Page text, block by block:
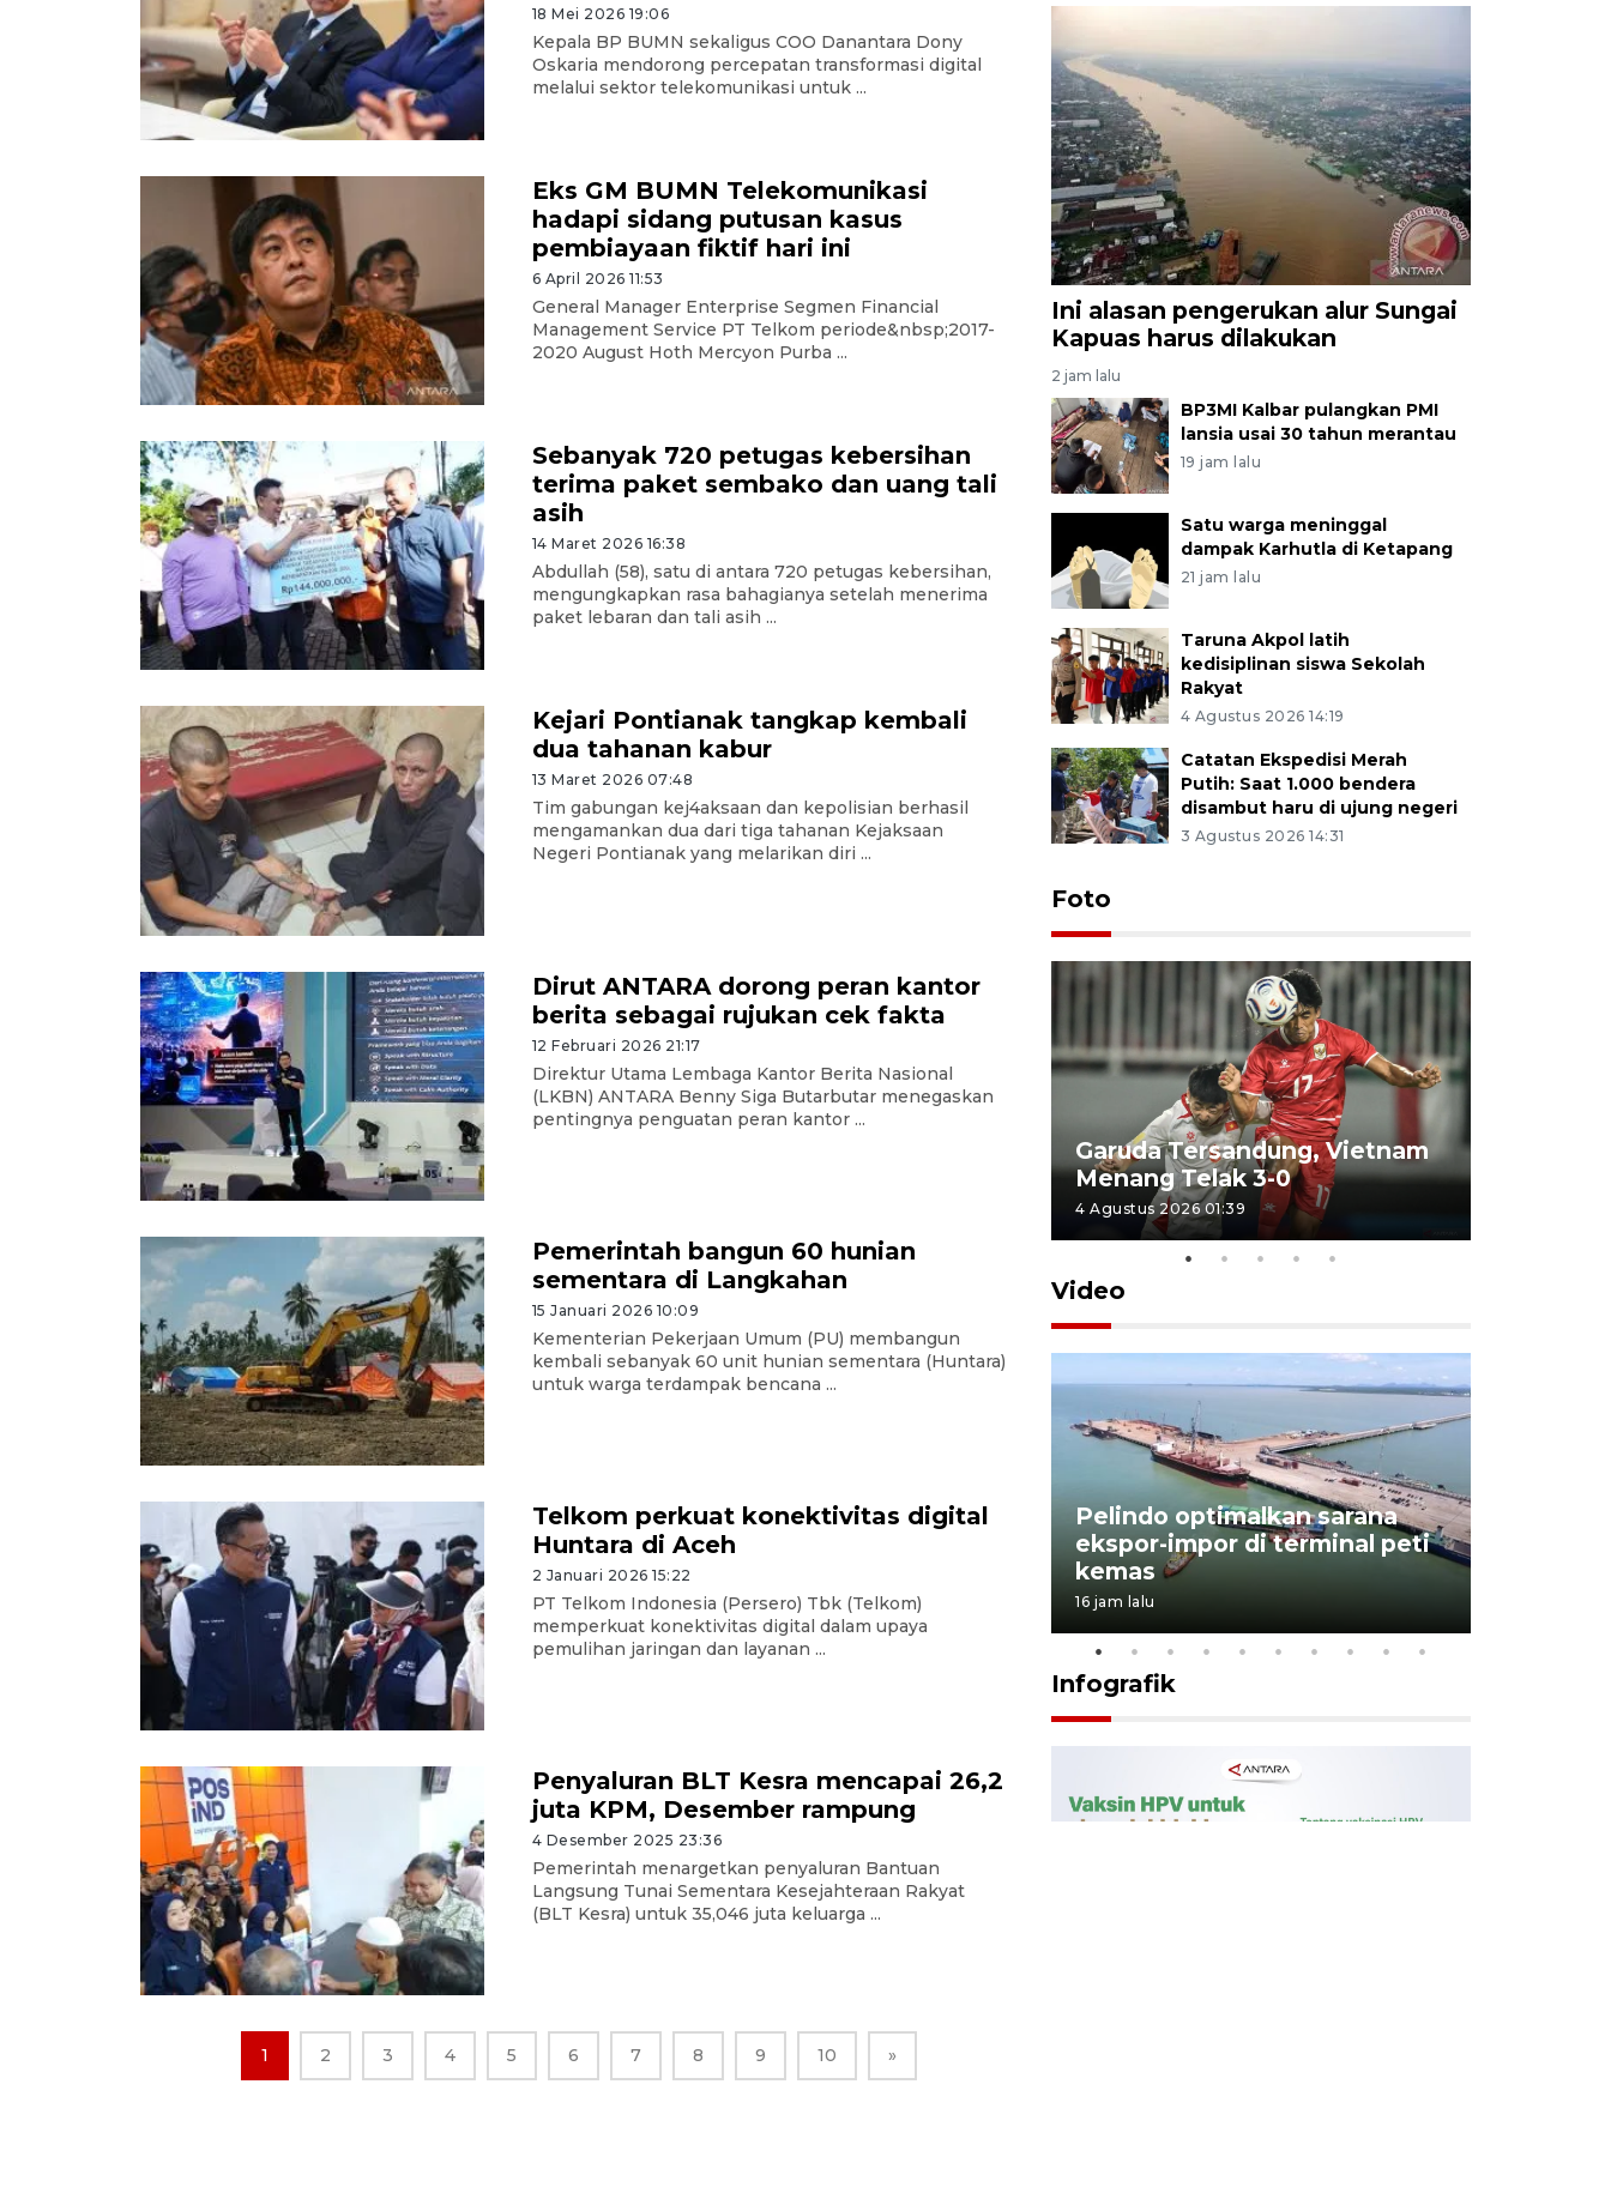
18 Mei 2026 19:06
Kepala BP BUMN sekaligus COO Danantara Dony
Oskaria mendorong percepatan transformasi digital
melalui sektor telekomunikasi untuk ...
Eks GM BUMN Telekomunikasi
hadapi sidang putusan kasus
pembiayaan fiktif hari ini
6 April 2026 11:53
General Manager Enterprise Segmen Financial
Management Service PT Telkom periode&nbsp;2017-
2020 August Hoth Mercyon Purba ...
Sebanyak 720 petugas kebersihan
terima paket sembako dan uang tali
asih
14 Maret 2026 16:38
Abdullah (58), satu di antara 720 petugas kebersihan,
mengungkapkan rasa bahagianya setelah menerima
paket lebaran dan tali asih ...
Kejari Pontianak tangkap kembali
dua tahanan kabur
13 Maret 2026 07:48
Tim gabungan kej4aksaan dan kepolisian berhasil
mengamankan dua dari tiga tahanan Kejaksaan
Negeri Pontianak yang melarikan diri ...
Dirut ANTARA dorong peran kantor
berita sebagai rujukan cek fakta
12 Februari 2026 21:17
Direktur Utama Lembaga Kantor Berita Nasional
(LKBN) ANTARA Benny Siga Butarbutar menegaskan
pentingnya penguatan peran kantor ...
Pemerintah bangun 60 hunian
sementara di Langkahan
15 Januari 2026 10:09
Kementerian Pekerjaan Umum (PU) membangun
kembali sebanyak 60 unit hunian sementara (Huntara)
untuk warga terdampak bencana ...
Telkom perkuat konektivitas digital
Huntara di Aceh
2 Januari 2026 15:22
PT Telkom Indonesia (Persero) Tbk (Telkom)
memperkuat konektivitas digital dalam upaya
pemulihan jaringan dan layanan ...
Penyaluran BLT Kesra mencapai 26,2
juta KPM, Desember rampung
4 Desember 2025 23:36
Pemerintah menargetkan penyaluran Bantuan
Langsung Tunai Sementara Kesejahteraan Rakyat
(BLT Kesra) untuk 35,046 juta keluarga ...
1 2 3 4 5 6 7 8 9 10 »
Ini alasan pengerukan alur Sungai
Kapuas harus dilakukan
2 jam lalu
BP3MI Kalbar pulangkan PMI
lansia usai 30 tahun merantau
19 jam lalu
Satu warga meninggal
dampak Karhutla di Ketapang
21 jam lalu
Taruna Akpol latih
kedisiplinan siswa Sekolah
Rakyat
4 Agustus 2026 14:19
Catatan Ekspedisi Merah
Putih: Saat 1.000 bendera
disambut haru di ujung negeri
3 Agustus 2026 14:31
Foto
Garuda Tersandung, Vietnam
Menang Telak 3-0
4 Agustus 2026 01:39
Video
Optimalkan aset negara,
Bulog luncurkan kawasan
bisnis di Pontianak
22 Juli 2026 17:09
Pelindo optimalkan sarana
ekspor-impor di terminal peti
kemas
16 jam lalu
Infografik